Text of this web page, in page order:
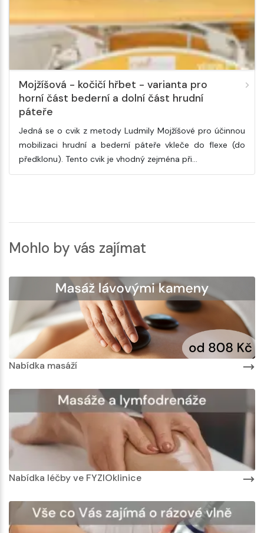
Mojžíšová - kočičí hřbet - varianta pro
horní část bederní a dolní část hrudní
páteře
Jedná se o cvik z metody Ludmily Mojžíšové pro účinnou
mobilizaci hrudní a bederní páteře vkleče do flexe (do
předklonu). Tento cvik je vhodný zejména při…
Mohlo by vás zajímat
Nabídka masáží
Nabídka léčby ve FYZIOklinice